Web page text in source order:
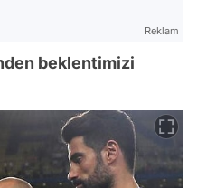
Reklam
beklentimizi